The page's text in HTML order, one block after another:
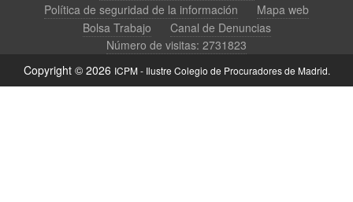
Política de seguridad de la información
Mapa web
Bolsa Trabajo
Canal de Denuncias
Número de visitas: 2731823
Copyright © 2026 ICPM - Ilustre Colegio de Procuradores de Madrid.